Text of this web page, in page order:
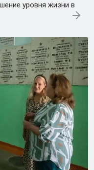
уровня жизни в